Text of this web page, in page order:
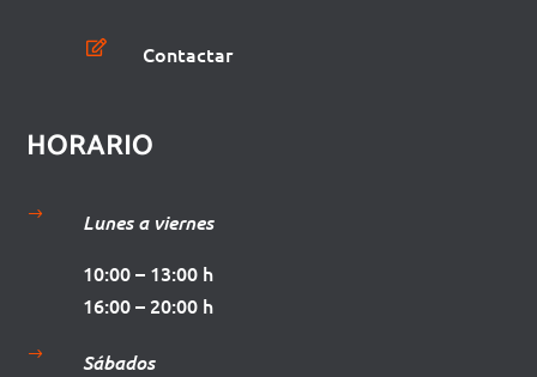
 Contactar
HORARIO
$ Lunes a viernes
10:00 – 13:00 h
16:00 – 20:00 h
$ Sábados